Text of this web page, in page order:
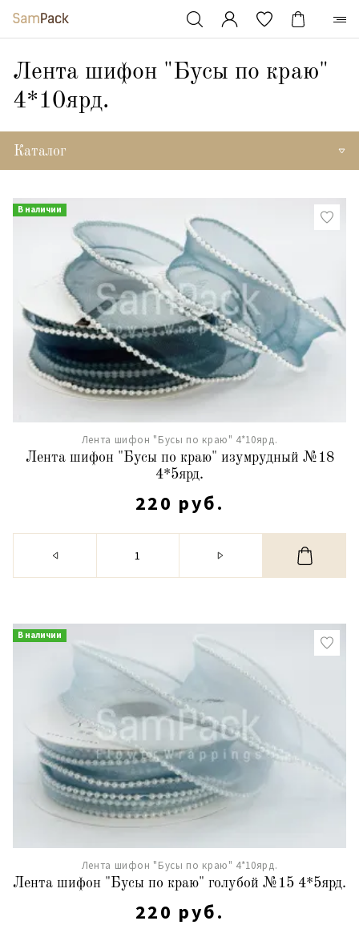
Лента шифон "Бусы по краю"
4*10ярд.
Каталог
В наличии
Лента шифон "Бусы по краю" 4*10ярд.
Лента шифон "Бусы по краю" изумрудный №18
4*5ярд.
220 руб.
В наличии
Лента шифон "Бусы по краю" 4*10ярд.
Лента шифон "Бусы по краю" голубой №15 4*5ярд.
220 руб.